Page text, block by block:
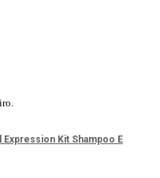
Kit Shampoo E